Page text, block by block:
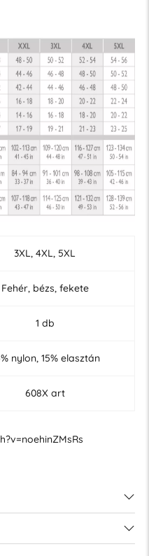
3XL, 4XL, 5XL
Fehér, bézs, fekete
1 db
nylon, 15% elasztán
608X art